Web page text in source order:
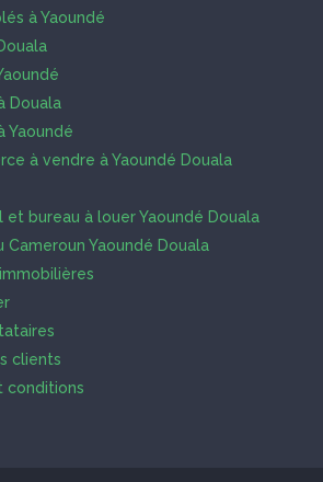
à Yaoundé
Douala
Yaoundé
à vendre à Yaoundé Douala
et bureau à louer Yaoundé Douala
Cameroun Yaoundé Douala
clients
conditions